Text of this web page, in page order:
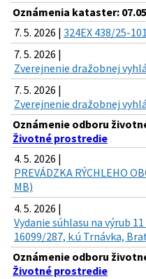
Oznámenia kataster:
7. 5. 2026 | 324EX 438/25-
7. 5. 2026 |
Zverejnenie dražobnej
7. 5. 2026 |
Zverejnenie dražobnej
Oznámenie odboru
Životné prostredie
4. 5. 2026 |
PREVÁDZKA RÝCHLEHO
MB)
4. 5. 2026 |
Vydanie súhlasu na výrub
16099/287, k.ú Trnávka,
Oznámenie odboru
Životné prostredie